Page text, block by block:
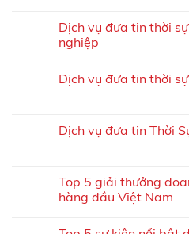
Dịch vụ đưa tin thời
nghiệp
Dịch vụ đưa tin thời
Dịch vụ đưa tin Thời
Top 5 giải thưởng
hàng đầu Việt Nam